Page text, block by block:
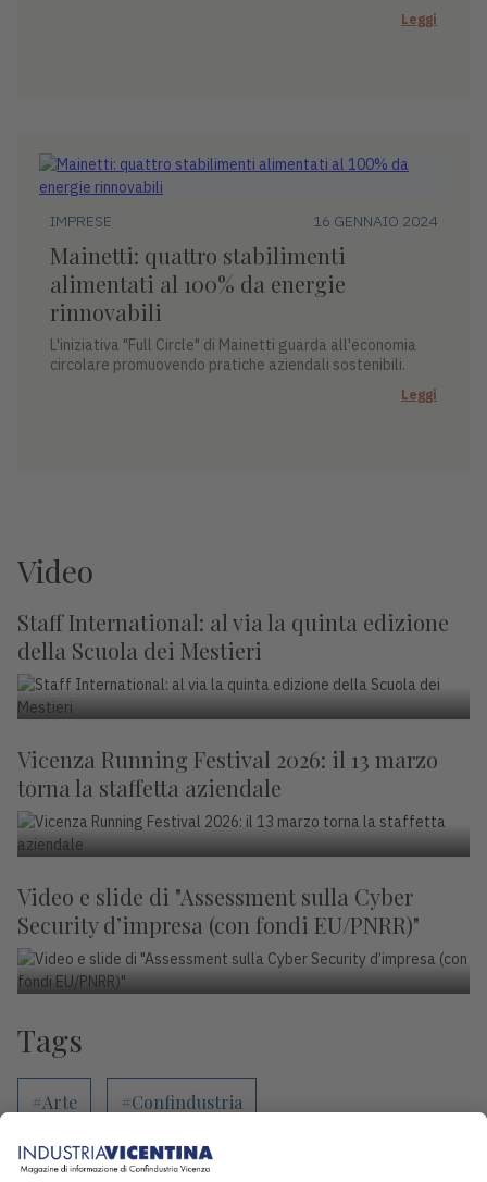
Leggi
IMPRESE 16 GENNAIO 2024
Mainetti: quattro stabilimenti
alimentati al 100% da energie
rinnovabili
L'iniziativa "Full Circle" di Mainetti guarda all'economia
circolare promuovendo pratiche aziendali sostenibili.
Leggi
Video
Staff International: al via la quinta edizione
della Scuola dei Mestieri
Vicenza Running Festival 2026: il 13 marzo
torna la staffetta aziendale
Video e slide di "Assessment sulla Cyber
Security d’impresa (con fondi EU/PNRR)"
Tags
#Arte #Confindustria
#Confindustria Sette